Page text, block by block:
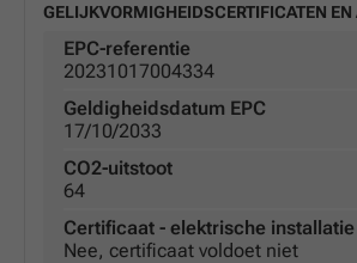
GELIJKVORMIGHEIDSCERTIFICATEN EN
EPC-referentie
20231017004334
Geldigheidsdatum EPC
17/10/2033
CO2-uitstoot
64
Certificaat - elektrische installatie
Nee, certificaat voldoet niet